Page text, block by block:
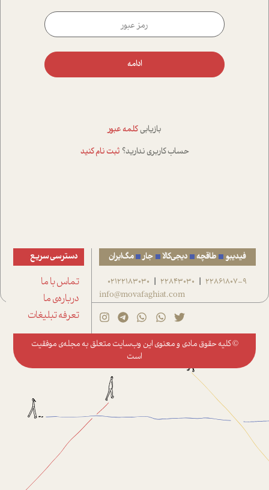
ادامه
بازیابی کلمه عبور
حساب کاربری ندارید؟ ثبت نام کنید
فیدیبو طاقچه دیجی‌کالا جار مگ‌ایران
22861807-9
|
22843030
|
02122183030
info@movafaghiat.com
دسترسی سریع
تماس با ما
درباره‌ی ما
تعرفه تبلیغات
© کلیه حقوق مادی و معنوی این وب‌سایت متعلق به مجله‌ی موفقیت
است